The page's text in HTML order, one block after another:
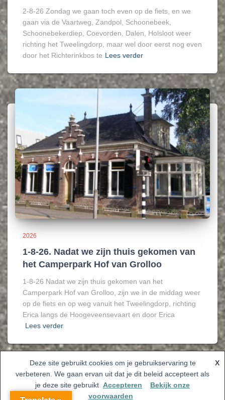
2-8-26 Zondag we gaan toch even op de fiets, en we
gaan via de Vaartweg, Zandpol, Schoonebeek,
Schoonebekerdiep, Coevorden, Dalen, Holsloot weer
richting het Tweelingdorp, maar wel door eerst nog even
door het Richterinkbos te Lees verder
2026
1-8-26. Nadat we zijn thuis gekomen van
het Camperpark Hof van Grolloo
1-8-26 Nadat we zijn thuis gekomen van het
Camperpark Hof van Grolloo, zijn we in de middag weer
op de fiets en op weg vanuit het Tweelingdorp, richting
Erica langs de Hoogeveensevaart en door Erica
Lees verder
Hestia | Ontwikkeld doorThemeIsle
Deze site gebruikt cookies om je gebruikservaring te
verbeteren. We gaan ervan uit dat je dit beleid accepteert als
je deze site gebruikt
X
Accepteren
Bekijk onze
voorwaarden